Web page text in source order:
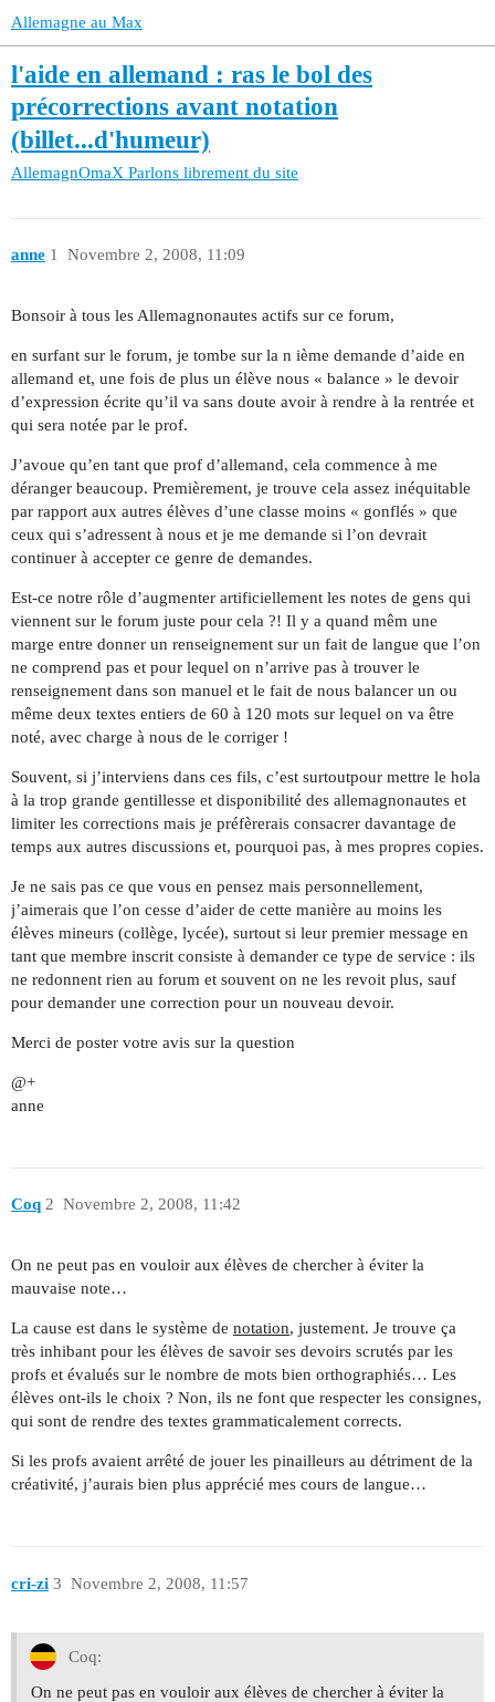
Allemagne au Max
l'aide en allemand : ras le bol des
précorrections avant notation
(billet...d'humeur)
AllemagnOmaX Parlons librement du site
anne Novembre 2, 2008, 11:09
1
Bonsoir à tous les Allemagnonautes actifs sur ce forum,
en surfant sur le forum, je tombe sur la n ième demande d’aide en
allemand et, une fois de plus un élève nous « balance » le devoir
d’expression écrite qu’il va sans doute avoir à rendre à la rentrée et
qui sera notée par le prof.
J’avoue qu’en tant que prof d’allemand, cela commence à me
déranger beaucoup. Premièrement, je trouve cela assez inéquitable
par rapport aux autres élèves d’une classe moins « gonflés » que
ceux qui s’adressent à nous et je me demande si l’on devrait
continuer à accepter ce genre de demandes.
Est-ce notre rôle d’augmenter artificiellement les notes de gens qui
viennent sur le forum juste pour cela ?! Il y a quand mêm une
marge entre donner un renseignement sur un fait de langue que l’on
ne comprend pas et pour lequel on n’arrive pas à trouver le
renseignement dans son manuel et le fait de nous balancer un ou
même deux textes entiers de 60 à 120 mots sur lequel on va être
noté, avec charge à nous de le corriger !
Souvent, si j’interviens dans ces fils, c’est surtoutpour mettre le hola
à la trop grande gentillesse et disponibilité des allemagnonautes et
limiter les corrections mais je préfèrerais consacrer davantage de
temps aux autres discussions et, pourquoi pas, à mes propres copies.
Je ne sais pas ce que vous en pensez mais personnellement,
j’aimerais que l’on cesse d’aider de cette manière au moins les
élèves mineurs (collège, lycée), surtout si leur premier message en
tant que membre inscrit consiste à demander ce type de service : ils
ne redonnent rien au forum et souvent on ne les revoit plus, sauf
pour demander une correction pour un nouveau devoir.
Merci de poster votre avis sur la question
@+
anne
Coq Novembre 2, 2008, 11:42
2
On ne peut pas en vouloir aux élèves de chercher à éviter la
mauvaise note…
La cause est dans le système de notation, justement. Je trouve ça
très inhibant pour les élèves de savoir ses devoirs scrutés par les
profs et évalués sur le nombre de mots bien orthographiés… Les
élèves ont-ils le choix ? Non, ils ne font que respecter les consignes,
qui sont de rendre des textes grammaticalement corrects.
Si les profs avaient arrêté de jouer les pinailleurs au détriment de la
créativité, j’aurais bien plus apprécié mes cours de langue…
cri-zi Novembre 2, 2008, 11:57
3
Coq:
On ne peut pas en vouloir aux élèves de chercher à éviter la